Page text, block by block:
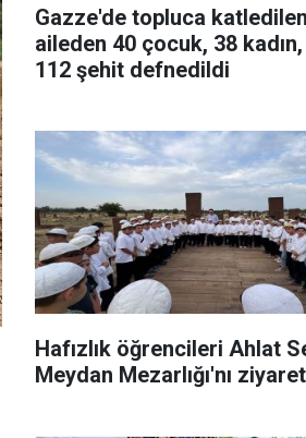
Gazze'de topluca katledilen
aileden 40 çocuk, 38
112 şehit defnedildi
Hafızlık öğrencileri Ahlat
Meydan Mezarlığı'nı